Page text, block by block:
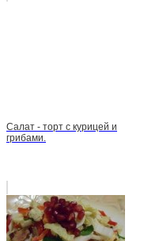
Салат - торт с курицей и
грибами.